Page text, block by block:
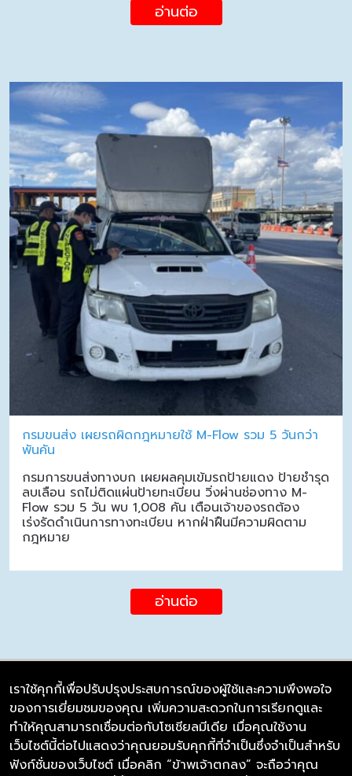
อ่านต่อ
กรมขนส่ง เผยรถผิดกฎหมายใช้ M-Flow รวม 5 วันกว่า
พันคัน
กรมการขนส่งทางบก เผยผลคุมเข้มรถป้ายแดง ป้ายชำรุด
ลบเลือน รถไม่ติดแผ่นป้ายทะเบียน วิ่งผ่านช่องทาง M-
Flow รวม 5 วัน พบ 1,008 คัน เตือนเจ้าของรถต้อง
เร่งรัดดำเนินการทางทะเบียน หากฝ่าฝืนมีความผิดตาม
กฎหมาย
อ่านต่อ
บริษัท ซิมลิงค์ จำกัด
98/226 Bangrakyai-Baanmai Road,
Bangyai, Nonthaburi 11140
เราใช้คุกกี้เพื่อปรับปรุงประสบการณ์ของผู้ใช้และความพึงพอใจ
ของการเยี่ยมชมของคุณ เพิ่มความสะดวกในการเรียกดูและ
ทำให้คุณสามารถเชื่อมต่อกับโซเชียลมีเดีย เมื่อคุณใช้งาน
เว็บไซต์นี้ต่อไปแสดงว่าคุณยอมรับคุกกี้ที่จำเป็นซึ่งจำเป็นสำหรับ
ฟังก์ชั่นของเว็บไซต์ เมื่อคลิก “ข้าพเจ้าตกลง” จะถือว่าคุณ